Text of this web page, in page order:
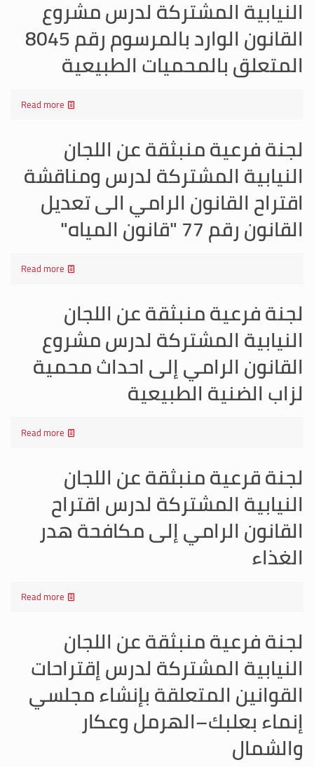
النيابية المشتركة لدرس مشروع
القانون الوارد بالمرسوم رقم 8045
المتعلق بالمحميات الطبيعية
Read more
لجنة فرعية منبثقة عن اللجان
النيابية المشتركة لدرس ومناقشة
اقتراح القانون الرامي الى تعديل
القانون رقم 77 "قانون المياه"
Read more
لجنة فرعية منبثقة عن اللجان
النيابية المشتركة لدرس مشروع
القانون الرامي إلى احداث محمية
لزاب الضنية الطبيعية
Read more
لجنة قرعية منبثقة عن اللجان
النيابية المشتركة لدرس اقتراح
القانون الرامي إلى مكافحة هدر
الغذاء
Read more
لجنة فرعية منبثقة عن اللجان
النيابية المشتركة لدرس إقتراحات
القوانين المتعلقة بإنشاء مجلسي
إنماء بعلبك–الهرمل وعكار
والشمال